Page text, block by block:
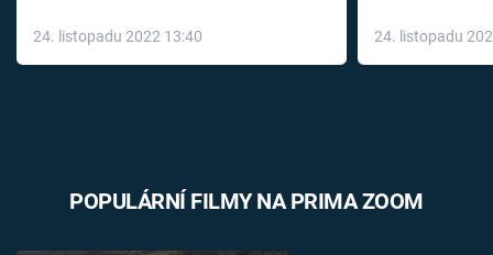
24. listopadu 2022 13:40
léky
24. listopadu
POPULÁRNÍ FILMY NA PRIMA ZOOM